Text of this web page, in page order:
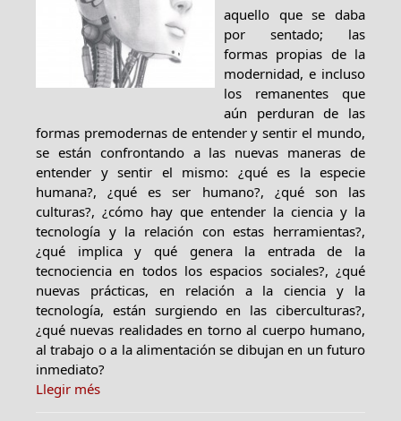
aquello que se daba
por sentado; las
formas propias de la
modernidad, e incluso
los remanentes que
aún perduran de las
formas premodernas de entender y sentir el mundo,
se están confrontando a las nuevas maneras de
entender y sentir el mismo: ¿qué es la especie
humana?, ¿qué es ser humano?, ¿qué son las
culturas?, ¿cómo hay que entender la ciencia y la
tecnología y la relación con estas herramientas?,
¿qué implica y qué genera la entrada de la
tecnociencia en todos los espacios sociales?, ¿qué
nuevas prácticas, en relación a la ciencia y la
tecnología, están surgiendo en las ciberculturas?,
¿qué nuevas realidades en torno al cuerpo humano,
al trabajo o a la alimentación se dibujan en un futuro
inmediato?
Llegir més